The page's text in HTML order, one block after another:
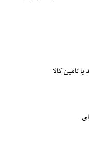
تامین کالا